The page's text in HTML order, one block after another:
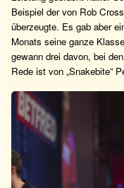
Beispiel der von Rob
überzeugte. Es gab aber
Monats seine ganze
gewann drei davon, bei
Rede ist von „Snakebite“